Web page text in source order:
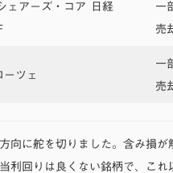
ェアーズ・コア 日経
一
売
ツェ
一
売
向に舵を切りました。含み損が
利回りは良くない銘柄で、これ